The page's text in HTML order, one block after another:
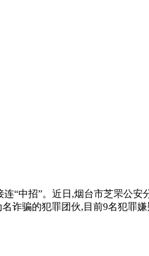
中招”。近日,烟台市芝罘公安
骗的犯罪团伙,目前9名犯罪